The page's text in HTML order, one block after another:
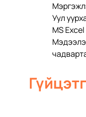
Уул
MS